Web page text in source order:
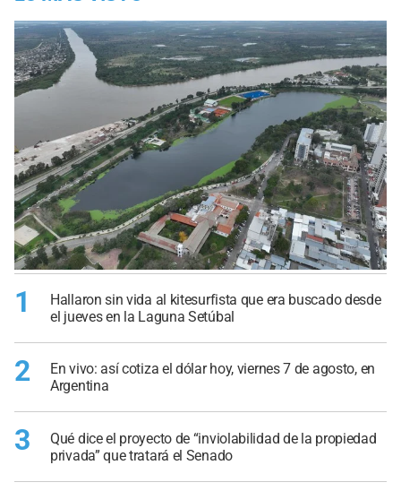
1
Hallaron sin vida al kitesurfista que era buscado desde
el jueves en la Laguna Setúbal
2
En vivo: así cotiza el dólar hoy, viernes 7 de agosto, en
Argentina
3
Qué dice el proyecto de “inviolabilidad de la propiedad
privada” que tratará el Senado